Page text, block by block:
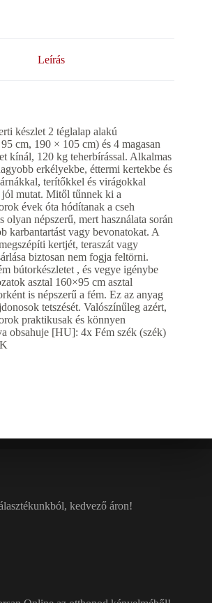
Leírás
készlet 2 téglalap alakú
cm, 190 × 105 cm) és 4 magasan
kínál, 120 kg teherbírással. Alkalmas
erkélyekbe, éttermi kertekbe és
terítőkkel és virágokkal
mutat. Mitől tűnnek ki a
évek óta hódítanak a cseh
olyan népszerű, mert használata során
karbantartást vagy bevonatokat. A
kertjét, teraszát vagy
biztosan nem fogja feltörni.
bútorkészletet , és vegye igénybe
asztal 160×95 cm asztal
is népszerű a fém. Ez az anyag
tetszését. Valószínűleg azért,
praktikusak és könnyen
obsahuje [HU]: 4x Fém szék (szék)
kedvező áron!